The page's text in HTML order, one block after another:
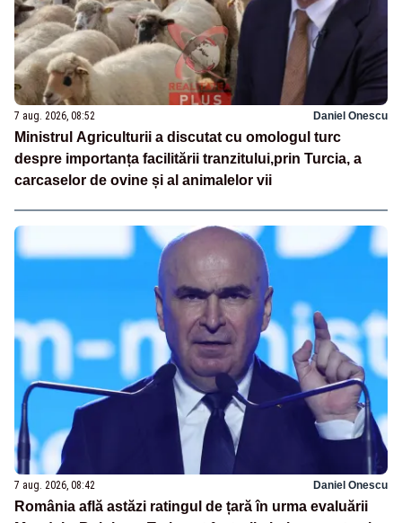
7 aug. 2026, 08:52 Daniel Onescu
Ministrul Agriculturii a discutat cu omologul turc
despre importanța facilitării tranzitului,prin Turcia, a
carcaselor de ovine și al animalelor vii
7 aug. 2026, 08:42 Daniel Onescu
România află astăzi ratingul de țară în urma evaluării